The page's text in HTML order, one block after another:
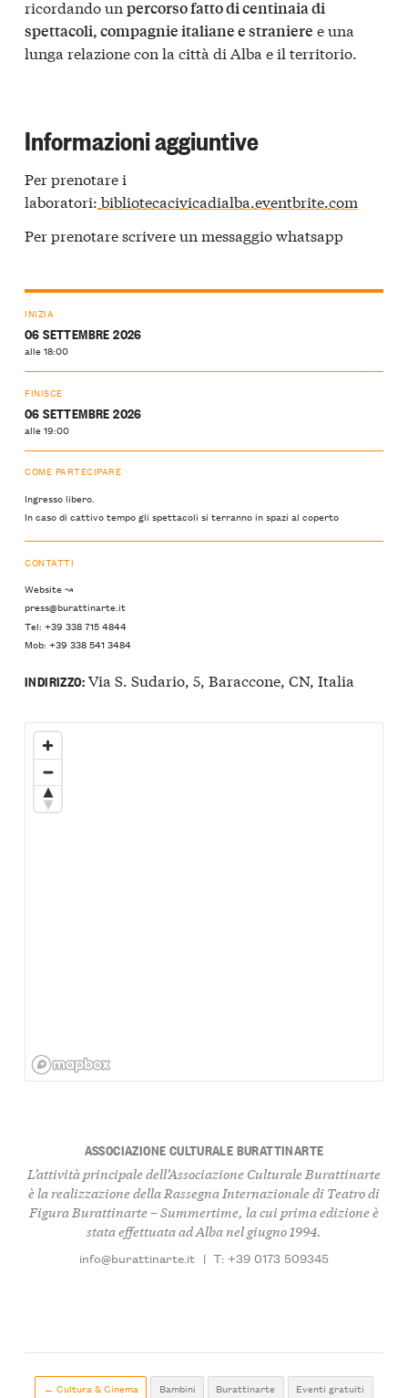
ricordando un percorso fatto di centinaia di
spettacoli, compagnie italiane e straniere e una
lunga relazione con la città di Alba e il territorio.
Informazioni aggiuntive
Per prenotare i
laboratori: bibliotecacivicadialba.eventbrite.com
Per prenotare scrivere un messaggio whatsapp
INIZIA
06 SETTEMBRE 2026
alle 18:00
FINISCE
06 SETTEMBRE 2026
alle 19:00
COME PARTECIPARE
Ingresso libero.
In caso di cattivo tempo gli spettacoli si terranno in spazi al coperto
CONTATTI
Website ↝
press@burattinarte.it
Tel: +39 338 715 4844
Mob: +39 338 541 3484
INDIRIZZO:Via S. Sudario, 5, Baraccone, CN, Italia
ASSOCIAZIONE CULTURALE BURATTINARTE
L’attività principale dell’Associazione Culturale Burattinarte
è la realizzazione della Rassegna Internazionale di Teatro di
FiguraBurattinarte – Summertime, la cui prima edizione è
stata effettuata ad Alba nel giugno 1994.
info@burattinarte.it | T: +39 0173 509345
← Cultura & Cinema Bambini Burattinarte Eventi gratuiti